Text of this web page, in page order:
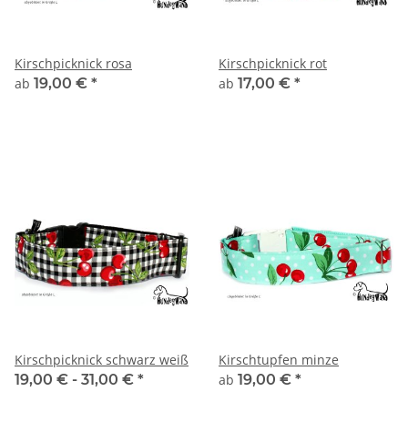
Kirschpicknick rosa
ab 19,00 € *
Kirschpicknick rot
ab 17,00 € *
Kirschpicknick schwarz weiß
19,00 € - 31,00 € *
Kirschtupfen minze
ab 19,00 € *